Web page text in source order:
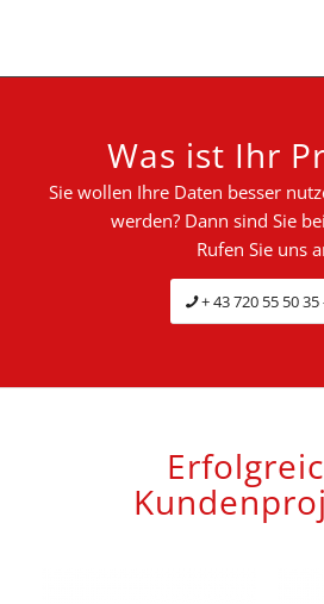
Was ist Ihr
Sie wollen Ihre Daten besser
werden? Dann sind Sie
Rufen Sie uns
+ 43 720 55 50 35